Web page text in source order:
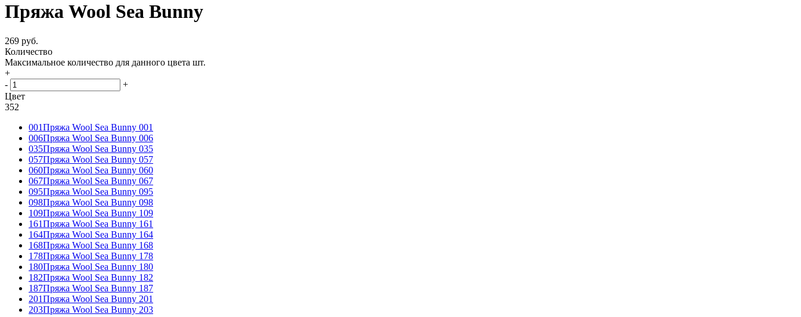
Пряжа Wool Sea Bunny
269 руб.
Количество
Максимальное количество для данного цвета шт.
+
-
+
Цвет
352
001Пряжа Wool Sea Bunny 001
006Пряжа Wool Sea Bunny 006
035Пряжа Wool Sea Bunny 035
057Пряжа Wool Sea Bunny 057
060Пряжа Wool Sea Bunny 060
067Пряжа Wool Sea Bunny 067
095Пряжа Wool Sea Bunny 095
098Пряжа Wool Sea Bunny 098
109Пряжа Wool Sea Bunny 109
161Пряжа Wool Sea Bunny 161
164Пряжа Wool Sea Bunny 164
168Пряжа Wool Sea Bunny 168
178Пряжа Wool Sea Bunny 178
180Пряжа Wool Sea Bunny 180
182Пряжа Wool Sea Bunny 182
187Пряжа Wool Sea Bunny 187
201Пряжа Wool Sea Bunny 201
203Пряжа Wool Sea Bunny 203